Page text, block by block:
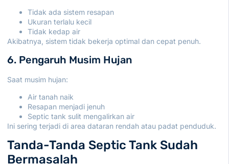
Tidak ada sistem resapan
Ukuran terlalu kecil
Tidak kedap air
Akibatnya, sistem tidak bekerja optimal dan cepat penuh.
6. Pengaruh Musim Hujan
Saat musim hujan:
Air tanah naik
Resapan menjadi jenuh
Septic tank sulit mengalirkan air
Ini sering terjadi di area dataran rendah atau padat penduduk.
Tanda-Tanda Septic Tank Sudah
Bermasalah